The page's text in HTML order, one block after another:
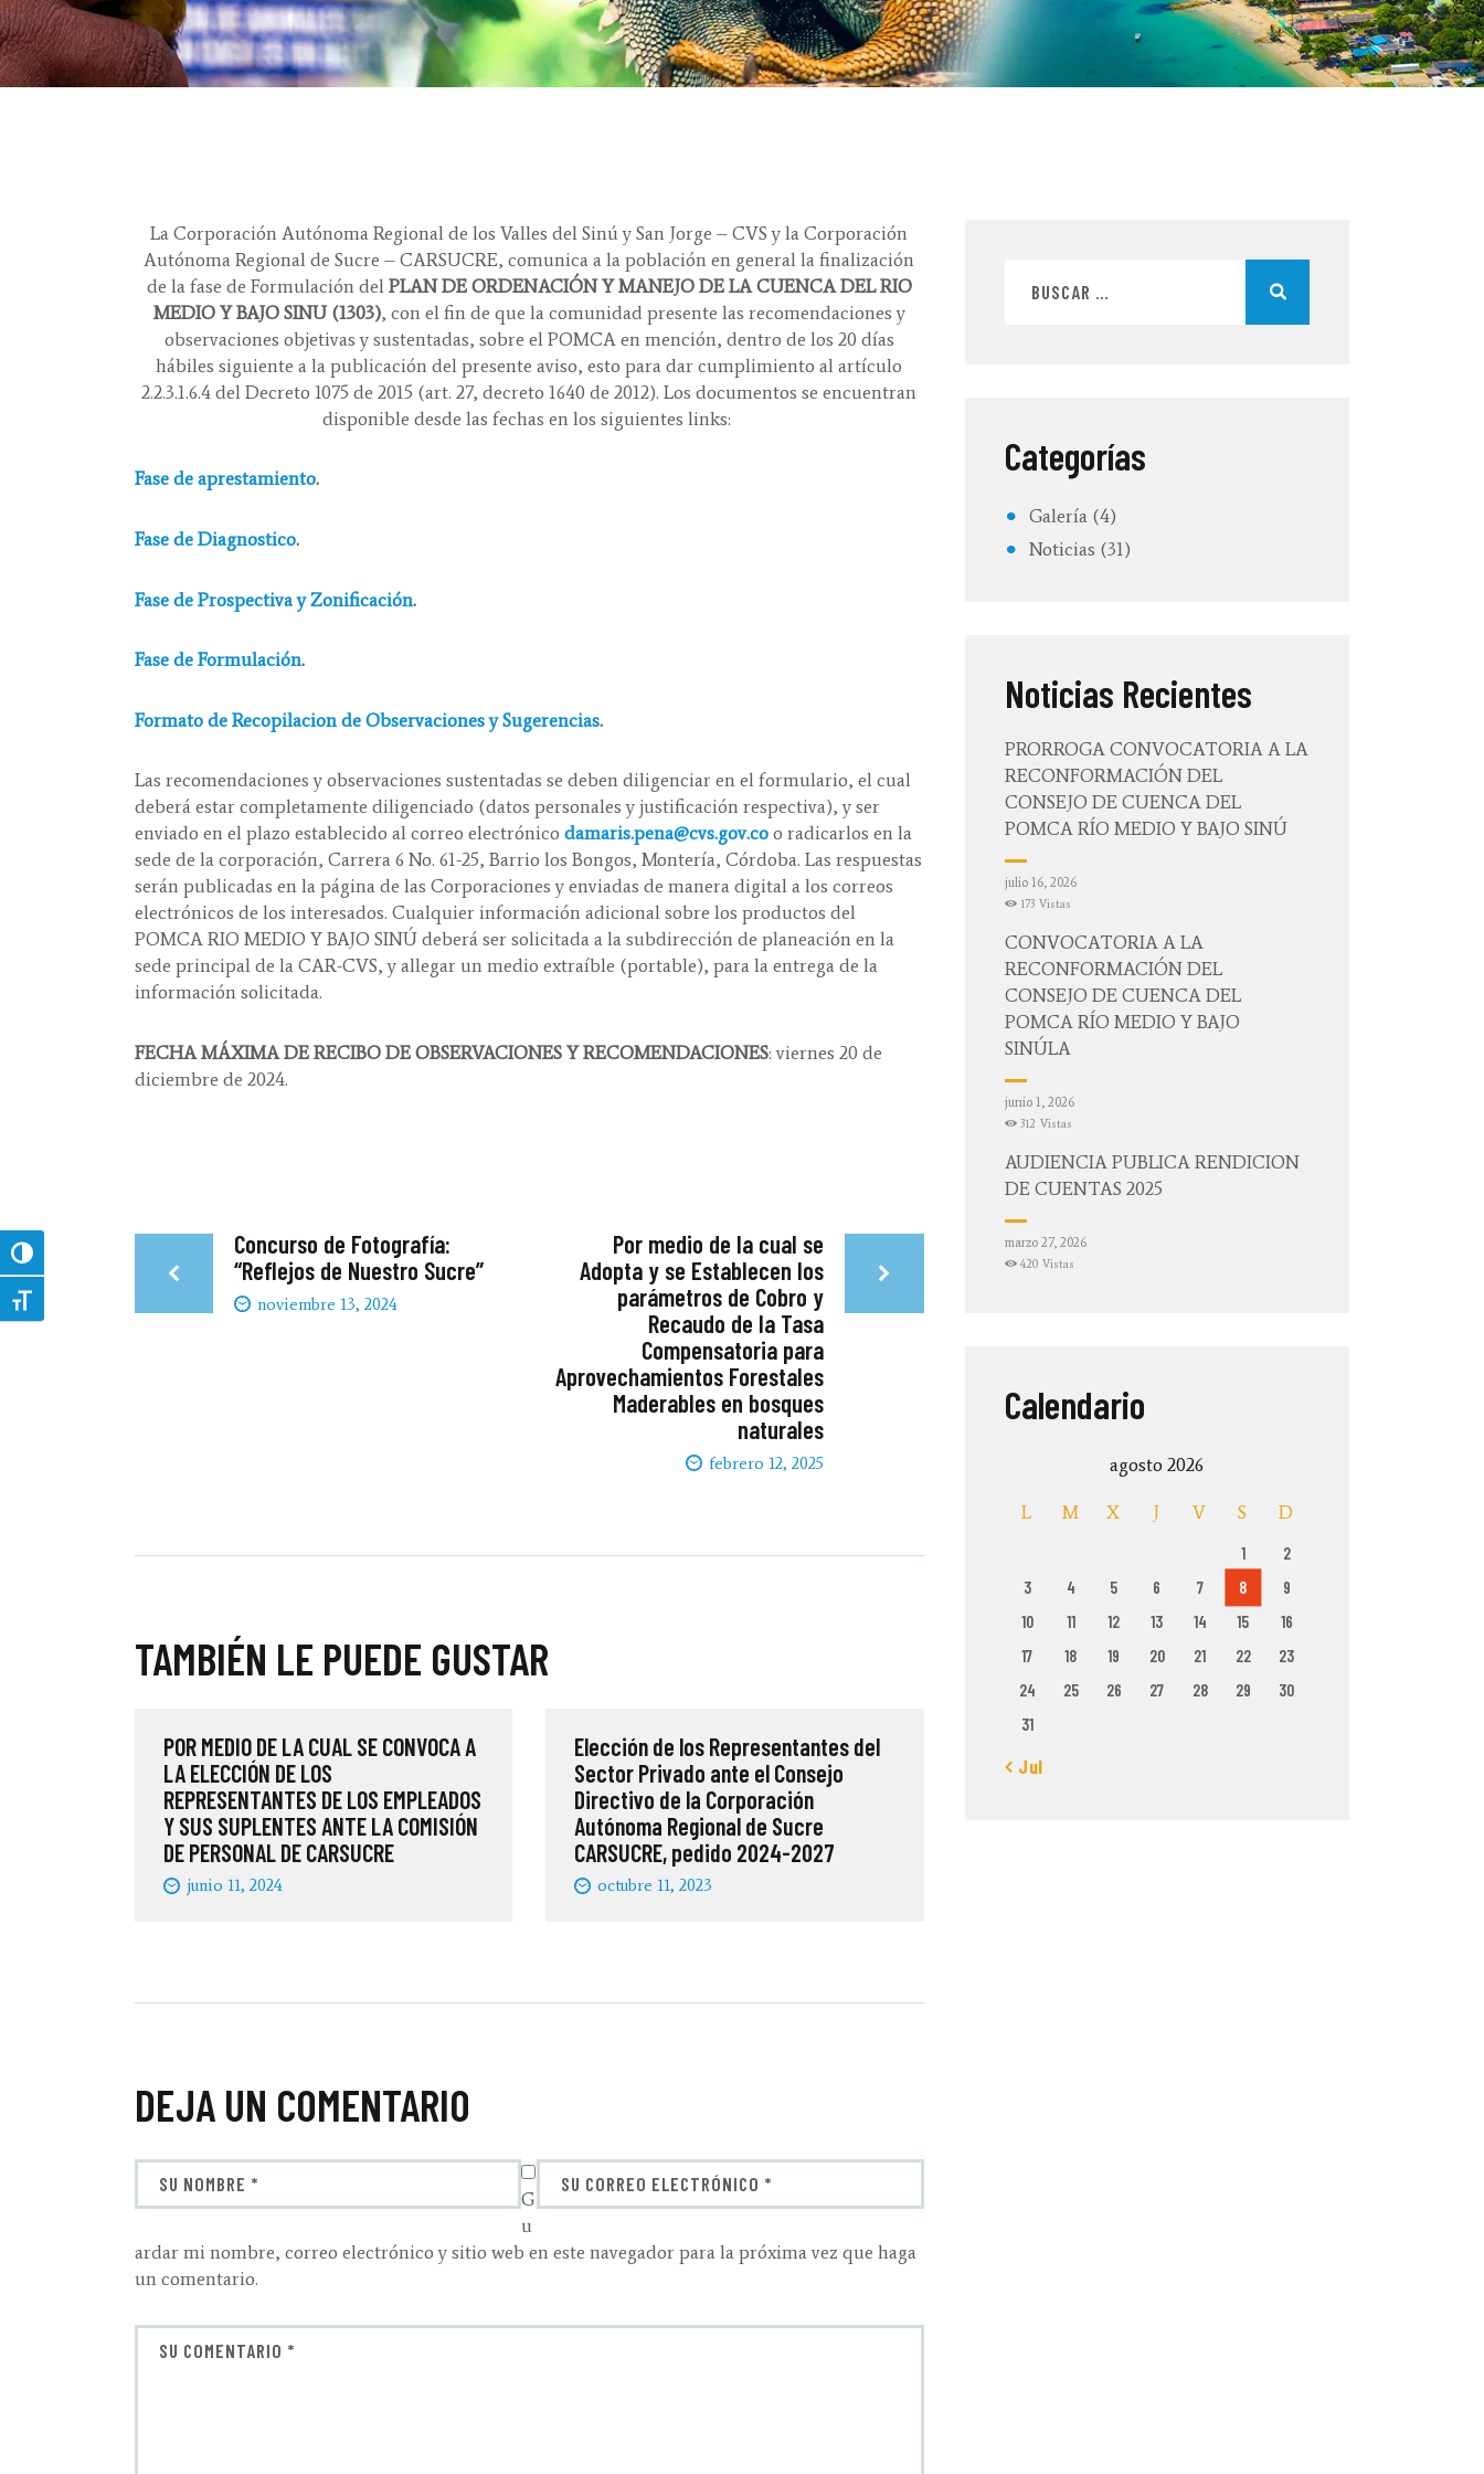
Toggle High Contrast
Toggle Font size
La Corporación Autónoma Regional de los Valles del Sinú y San Jorge – CVS y la Corporación
Autónoma Regional de Sucre – CARSUCRE, comunica a la población en general la finalización
de la fase de Formulación del PLAN DE ORDENACIÓN Y MANEJO DE LA CUENCA DEL RIO
MEDIO Y BAJO SINU (1303), con el fin de que la comunidad presente las recomendaciones y
observaciones objetivas y sustentadas, sobre el POMCA en mención, dentro de los 20 días
hábiles siguiente a la publicación del presente aviso, esto para dar cumplimiento al artículo
2.2.3.1.6.4 del Decreto 1075 de 2015 (art. 27, decreto 1640 de 2012). Los documentos se encuentran
disponible desde las fechas en los siguientes links:
Fase de aprestamiento.
Fase de Diagnostico.
Fase de Prospectiva y Zonificación.
Fase de Formulación.
Formato de Recopilacion de Observaciones y Sugerencias.
Las recomendaciones y observaciones sustentadas se deben diligenciar en el formulario, el cual
deberá estar completamente diligenciado (datos personales y justificación respectiva), y ser
enviado en el plazo establecido al correo electrónico damaris.pena@cvs.gov.co o radicarlos en la
sede de la corporación, Carrera 6 No. 61-25, Barrio los Bongos, Montería, Córdoba. Las respuestas
serán publicadas en la página de las Corporaciones y enviadas de manera digital a los correos
electrónicos de los interesados. Cualquier información adicional sobre los productos del
POMCA RIO MEDIO Y BAJO SINÚ deberá ser solicitada a la subdirección de planeación en la
sede principal de la CAR-CVS, y allegar un medio extraíble (portable), para la entrega de la
información solicitada.
FECHA MÁXIMA DE RECIBO DE OBSERVACIONES Y RECOMENDACIONES: viernes 20 de
diciembre de 2024.
Concurso de Fotografía:
“Reflejos de Nuestro Sucre”
noviembre 13, 2024
Por medio de la cual se
Adopta y se Establecen los
parámetros de Cobro y
Recaudo de la Tasa
Compensatoria para
Aprovechamientos Forestales
Maderables en bosques
naturales
febrero 12, 2025
TAMBIÉN LE PUEDE GUSTAR
POR MEDIO DE LA CUAL SE CONVOCA A
LA ELECCIÓN DE LOS
REPRESENTANTES DE LOS EMPLEADOS
Y SUS SUPLENTES ANTE LA COMISIÓN
DE PERSONAL DE CARSUCRE
junio 11, 2024
Elección de los Representantes del
Sector Privado ante el Consejo
Directivo de la Corporación
Autónoma Regional de Sucre
CARSUCRE, pedido 2024-2027
octubre 11, 2023
DEJA UN COMENTARIO
G
u
ardar mi nombre, correo electrónico y sitio web en este navegador para la próxima vez que haga
un comentario.
Categorías
Galería (4)
Noticias (31)
Noticias Recientes
PRÓRROGA CONVOCATORIA A LA
RECONFORMACIÓN DEL
CONSEJO DE CUENCA DEL
POMCA RÍO MEDIO Y BAJO SINÚ
julio 16, 2026
173 Vistas
CONVOCATORIA A LA
RECONFORMACIÓN DEL
CONSEJO DE CUENCA DEL
POMCA RÍO MEDIO Y BAJO
SINÚLA
junio 1, 2026
312 Vistas
AUDIENCIA PUBLICA RENDICIÓN
DE CUENTAS 2025
marzo 27, 2026
420 Vistas
Calendario
agosto 2026
L M X J V S D
1
2
3
4 5 6 7 8
9
10
11 12 13 14 15
16
17
18 19 20 21 22
23
24
25 26 27 28 29
30
31
« Jul